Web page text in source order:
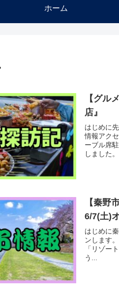
ホーム
【グル
店』
はじめに
情報アク
ーブル席
しました
【秦野
6/7(土)
はじめに
ンします
「リゾー
う...